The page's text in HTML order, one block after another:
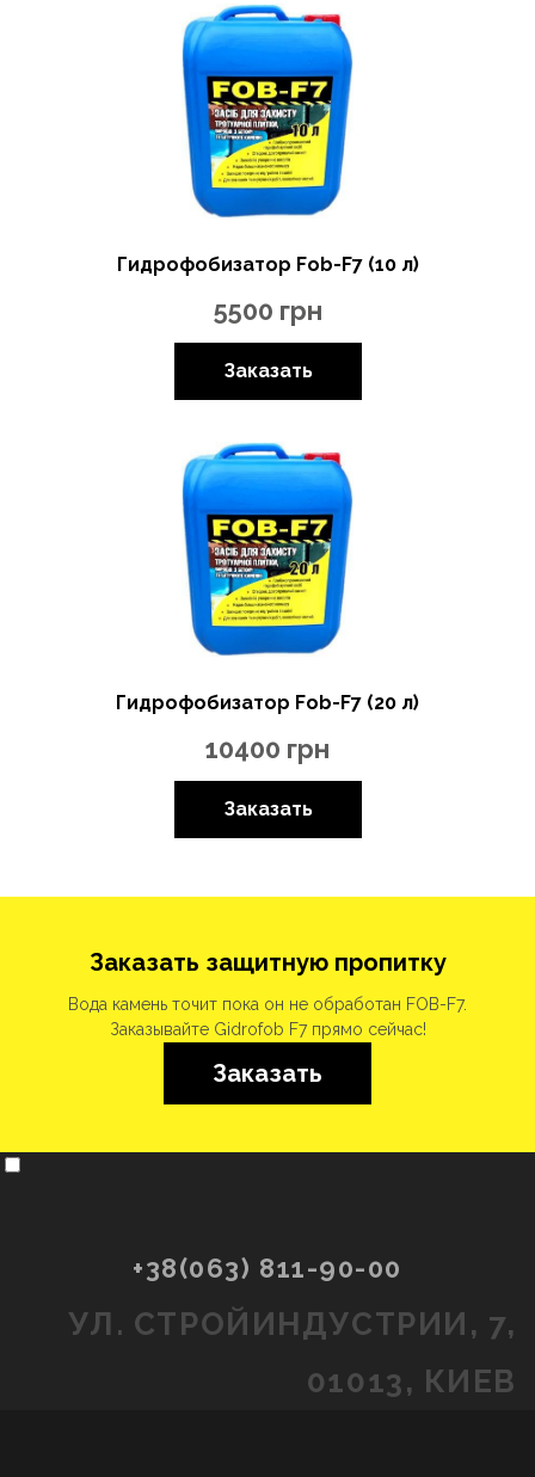
Гидрофобизатор Fob-F7 (10 л)
5500 грн
Заказать
Гидрофобизатор Fob-F7 (20 л)
10400 грн
Заказать
Заказать защитную пропитку
Вода камень точит пока он не обработан FOB-F7.
Заказывайте Gidrofob F7 прямо сейчас!
Заказать
+38(063) 811-90-00
УЛ. СТРОЙИНДУСТРИИ, 7,
01013, КИЕВ